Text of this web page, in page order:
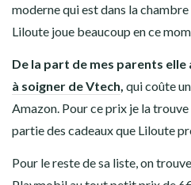
moderne qui est dans la
Liloute joue beaucoup en ce
De la part de mes parents elle
à soigner de Vtech, qui coûte
Amazon. Pour ce prix je la
partie des cadeaux que Liloute
Pour le reste de sa liste, on